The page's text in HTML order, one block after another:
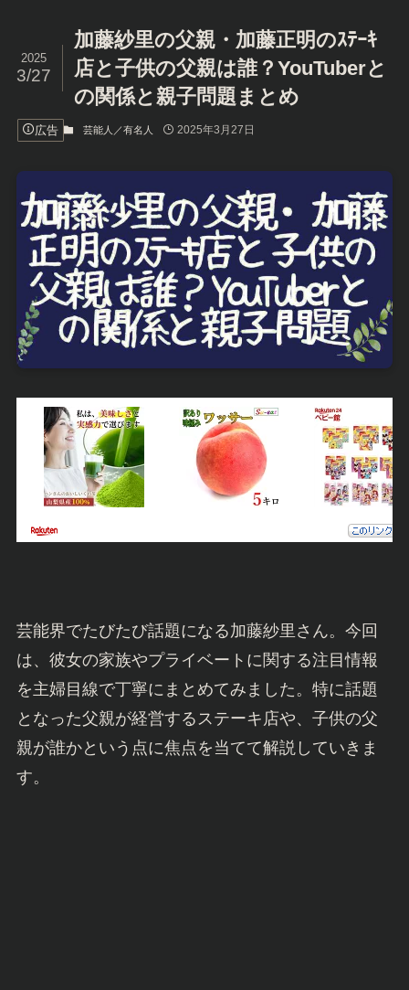
加藤紗里の父親・加藤正明のｽﾃｰｷ
店と子供の父親は誰？YouTuberと
の関係と親子問題まとめ
2025
3/27
広告 芸能人／有名人 2025年3月27日
芸能界でたびたび話題になる加藤紗里さん。今回
は、彼女の家族やプライベートに関する注目情報
を主婦目線で丁寧にまとめてみました。特に話題
となった父親が経営するステーキ店や、子供の父
親が誰かという点に焦点を当てて解説していきま
す。